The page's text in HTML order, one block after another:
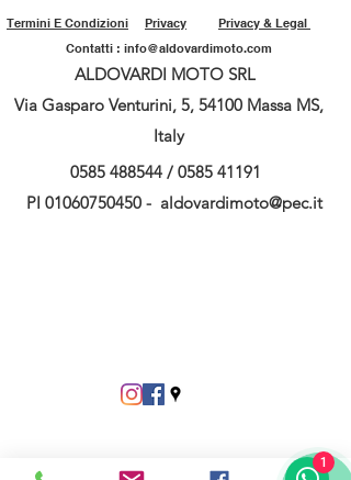
Privacy & Legal
Privacy
Termini E Condizioni
Contatti : info@aldovardimoto.com
ALDOVARDI MOTO SRL
Via Gasparo Venturini, 5, 54100 Massa MS,
Italy
0585 488544 / 0585 41191
PI 01060750450 - aldovardimoto@pec.it
1